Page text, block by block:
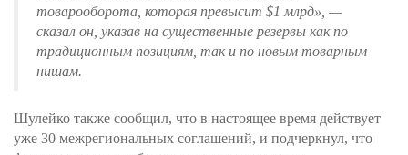
товарооборота, которая превысит $1 млрд» , —
сказал он, указав на существенные резервы как по
традиционным позициям, так и по новым товарным
нишам.
Шулейко также сообщил, что в настоящее время действует
уже 30 межрегиональных соглашений, и подчеркнул, что